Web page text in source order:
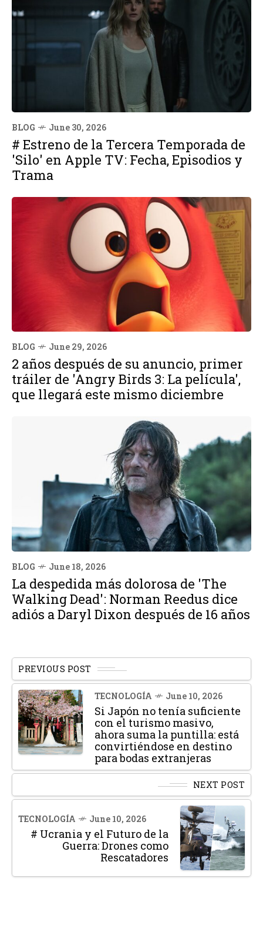
BLOG June 30, 2026
# Estreno de la Tercera Temporada de
'Silo' en Apple TV: Fecha, Episodios y
Trama
BLOG June 29, 2026
2 años después de su anuncio, primer
tráiler de 'Angry Birds 3: La película',
que llegará este mismo diciembre
BLOG June 18, 2026
La despedida más dolorosa de 'The
Walking Dead': Norman Reedus dice
adiós a Daryl Dixon después de 16 años
PREVIOUS POST
TECNOLOGÍA June 10, 2026
Si Japón no tenía suficiente
con el turismo masivo,
ahora suma la puntilla: está
convirtiéndose en destino
para bodas extranjeras
NEXT POST
TECNOLOGÍA June 10, 2026
# Ucrania y el Futuro de la
Guerra: Drones como
Rescatadores